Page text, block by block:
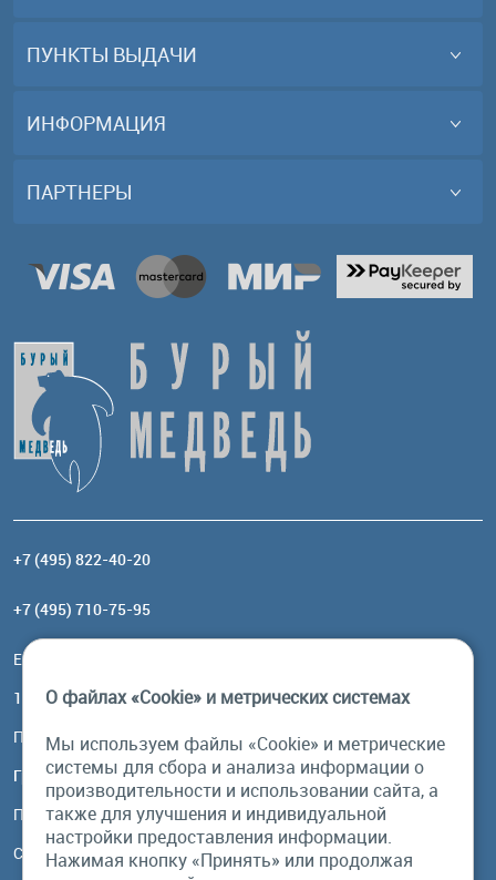
ПУНКТЫ ВЫДАЧИ
ИНФОРМАЦИЯ
ПАРТНЕРЫ
+7 (495) 822-40-20
+7 (495) 710-75-95
Email:
117485, Москва, ул. Профсоюзная, 84/32, корп 1
Посмотреть на карте
График работы
Пн-Пт: с 10:00 до 18:00
Сб, Вс: выходной
О файлах «Cookie» и метрических системах
Мы используем файлы «Cookie» и метрические
системы для сбора и анализа информации о
производительности и использовании сайта, а
также для улучшения и индивидуальной
настройки предоставления информации.
Нажимая кнопку «Принять» или продолжая